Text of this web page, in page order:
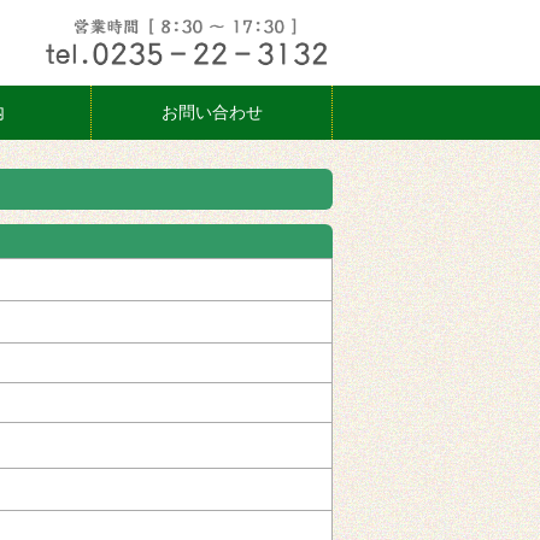
お問い合わせ